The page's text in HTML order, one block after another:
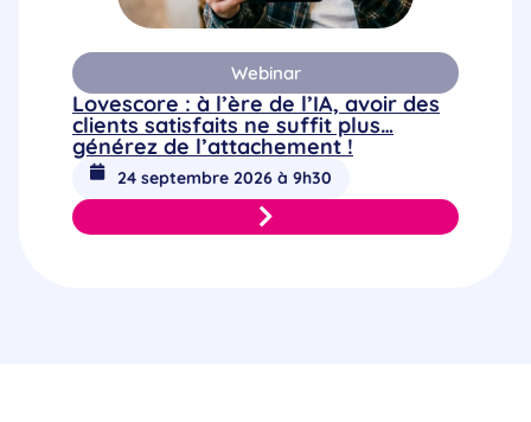
Webinar
Lovescore : à l’ère de l’IA, avoir des
clients satisfaits ne suffit plus…
générez de l’attachement !
24 septembre 2026 à 9h30